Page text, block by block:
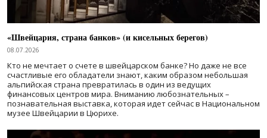
«Швейцария, страна банков» (и кисельных берегов)
08.07.2026
Кто не мечтает о счете в швейцарском банке? Но даже не все
счастливые его обладатели знают, каким образом небольшая
альпийская страна превратилась в один из ведущих
финансовых центров мира. Вниманию любознательных –
познавательная выставка, которая идет сейчас в Национальном
музее Швейцарии в Цюрихе.